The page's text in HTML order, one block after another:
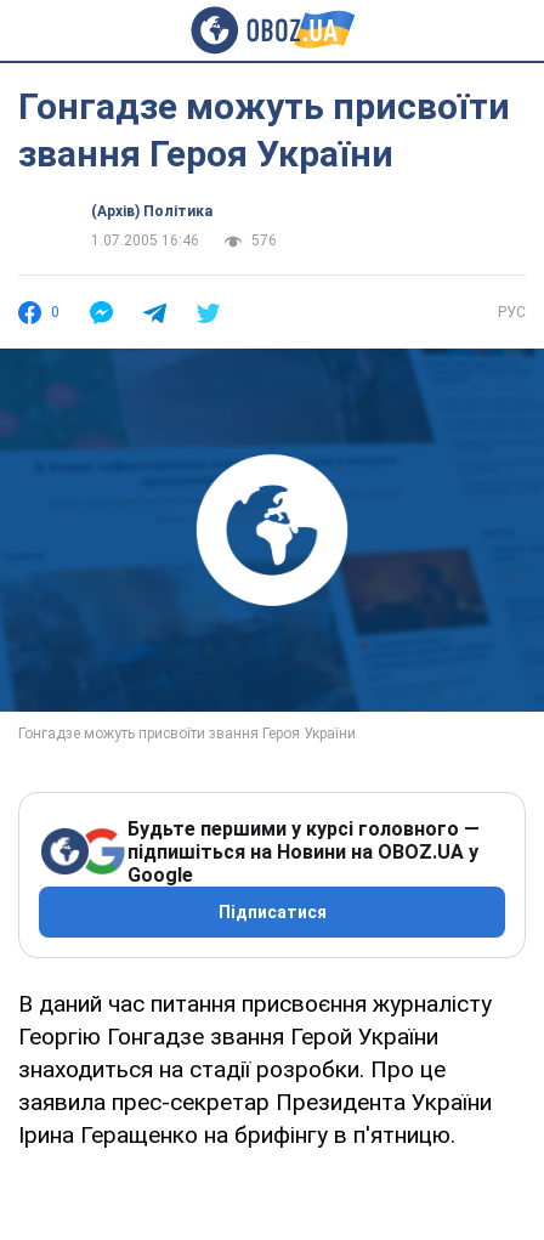
Гонгадзе можуть присвоїти
звання Героя України
(Архів) Політика
1.07.2005 16:46
576
0 РУС
Будьте першими у курсі головного —
підпишіться на Новини на OBOZ.UA у
Google
Підписатися
В даний час питання присвоєння журналісту
Георгію Гонгадзе звання Герой України
знаходиться на стадії розробки. Про це
заявила прес-секретар Президента України
Ірина Геращенко на брифінгу в п'ятницю.